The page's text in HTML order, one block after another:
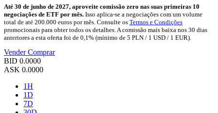
Até 30 de junho de 2027, aproveite comissão zero nas suas primeiras 10
negociações de ETF por mês. Isso aplica-se a negociações com um volume
total de até 200.000 euros por mês. Consulte os Termos e Condições
promocionais para obter todos os detalhes. A comissão mais baixa nos 30 dias
anteriores a esta oferta foi de 0,1% (mínimo de 5 PLN / 1 USD / 1 EUR).
VenderComprar
BID 0.0000
ASK 0.0000
1H
1D
7D